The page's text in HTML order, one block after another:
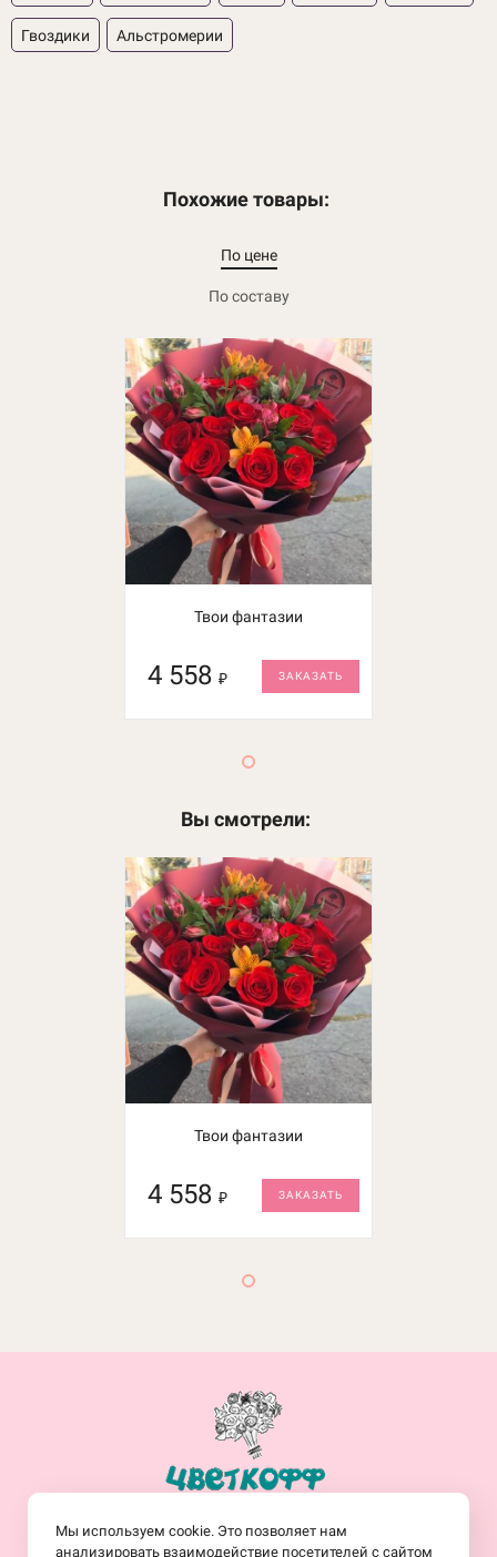
Гвоздики Альстромерии
Похожие товары:
По цене
По составу
Твои фантазии
4 558 ₽ ЗАКАЗАТЬ
Хамелион
3 500 ₽ ЗАКАЗАТЬ
Вы смотрели:
Твои фантазии
4 558 ₽ ЗАКАЗАТЬ
Заказать обратный звонок
Мы используем cookie. Это позволяет нам
анализировать взаимодействие посетителей с сайтом